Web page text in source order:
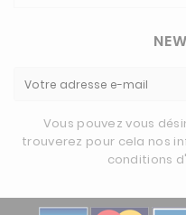
Vous pouvez vous
trouverez pour cela nos
conditions